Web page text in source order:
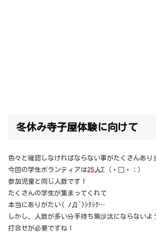
冬休み寺子屋体験に向けて
色々と確認しなければならない事がたくさんあり
今回の学生ボランティアは25人Σ（・□・；）
参加児童と同じ人数です！
たくさんの学生が集まってくれて
本当にありがたい( ﾉД`)ｼｸｼｸ…
しかし、人数が多い分手持ち無沙汰にならないよ
打合せが必要ですね！